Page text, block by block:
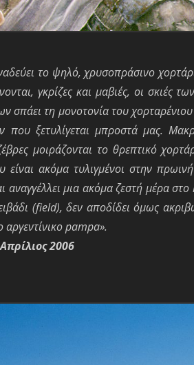
το ψηλό, χρυσοπράσινο
γκρίζες και μαβιές, οι
σπάει τη μονοτονία του
ξετυλίγεται μπροστά μας.
μοιράζονται το θρεπτικό
ακόμα τυλιγμένοι στην
μια ακόμα ζεστή μέρα
(field), δεν αποδίδει όμως
pampa».
2006